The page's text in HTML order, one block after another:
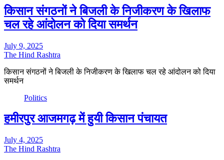
किसान संगठनों ने बिजली के निजीकरण के खिलाफ
चल रहे आंदोलन को दिया समर्थन
July 9, 2025
The Hind Rashtra
किसान संगठनों ने बिजली के निजीकरण के खिलाफ चल रहे आंदोलन को दिया
समर्थन
Politics
हमीरपुर आजमगढ़ में हुयी किसान पंचायत
July 4, 2025
The Hind Rashtra